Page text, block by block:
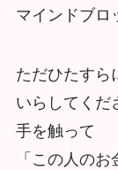
マインドブロ
ただひたすら
いらしてくだ
手を触って
「この人の